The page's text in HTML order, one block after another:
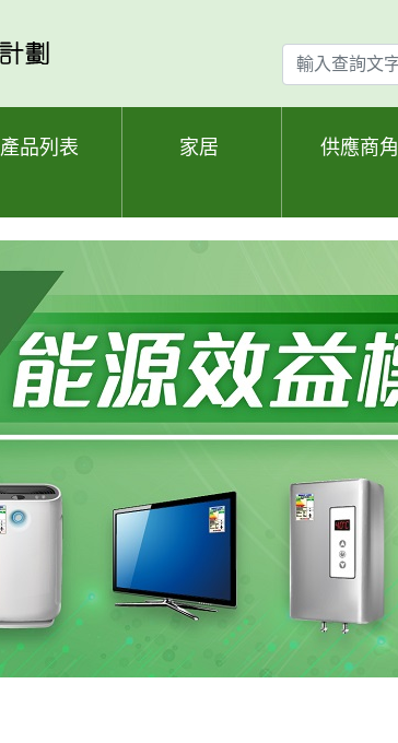
輸
入
查
產品列表 家居 供應商角